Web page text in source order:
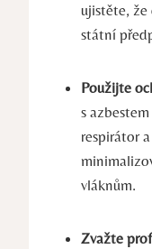
ujistěte, ‌že
státní
Použijte
s
‍respirátor
vláknům.
Zvažte